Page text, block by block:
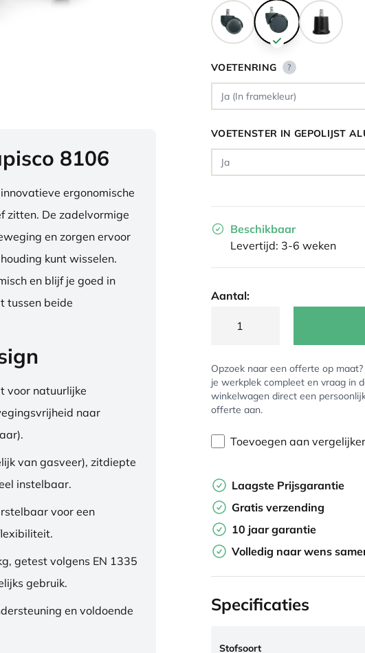
8106
ergonomische
zitten. De zadelvormige
en zorgen ervoor
kunt wisselen.
en blijf je goed in
tussen beide
voor natuurlijke
naar
van gasveer), zitdiepte
instelbaar.
voor een
getest volgens EN 1335
gebruik.
en voldoende
VOETENRING ?
VOETENSTER IN GEPOLIJST
Beschikbaar
Levertijd: 3-6 weken
Aantal:
Opzoek naar een offerte op
je werkplek compleet en vraag in
winkelwagen direct een
offerte aan.
Toevoegen aan vergelijker
Laagste Prijsgarantie
Gratis verzending
10 jaar garantie
Volledig naar wens
Specificaties
Stofsoort